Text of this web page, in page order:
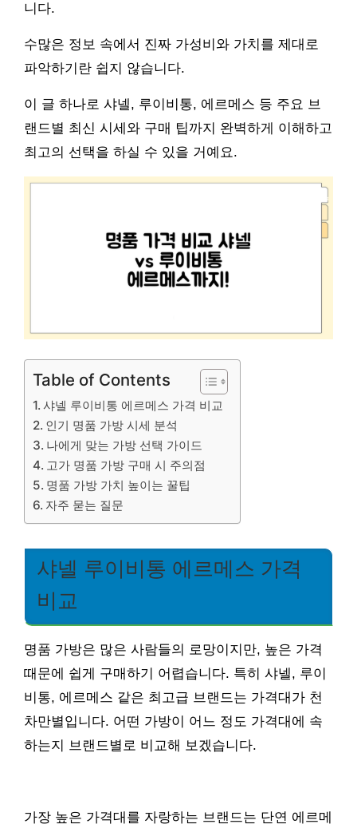
니다.
수많은 정보 속에서 진짜 가성비와 가치를 제대로
파악하기란 쉽지 않습니다.
이 글 하나로 샤넬, 루이비통, 에르메스 등 주요 브
랜드별 최신 시세와 구매 팁까지 완벽하게 이해하고
최고의 선택을 하실 수 있을 거예요.
Table of Contents
샤넬 루이비통 에르메스 가격 비교
인기 명품 가방 시세 분석
나에게 맞는 가방 선택 가이드
고가 명품 가방 구매 시 주의점
명품 가방 가치 높이는 꿀팁
자주 묻는 질문
샤넬 루이비통 에르메스 가격
비교
명품 가방은 많은 사람들의 로망이지만, 높은 가격
때문에 쉽게 구매하기 어렵습니다. 특히 샤넬, 루이
비통, 에르메스 같은 최고급 브랜드는 가격대가 천
차만별입니다. 어떤 가방이 어느 정도 가격대에 속
하는지 브랜드별로 비교해 보겠습니다.
가장 높은 가격대를 자랑하는 브랜드는 단연 에르메